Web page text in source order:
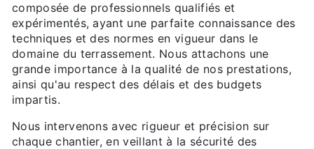
composée de professionnels qualifiés et
expérimentés, ayant une parfaite connaissance des
techniques et des normes en vigueur dans le
domaine du terrassement. Nous attachons une
grande importance à la qualité de nos prestations,
ainsi qu'au respect des délais et des budgets
impartis.
Nous intervenons avec rigueur et précision sur
chaque chantier, en veillant à la sécurité des